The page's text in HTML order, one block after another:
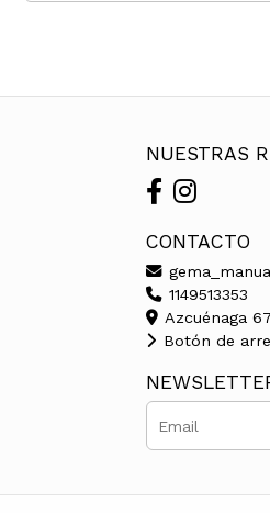
NUESTRAS
CONTACTO
1149513353
Azcuénaga
Botón de